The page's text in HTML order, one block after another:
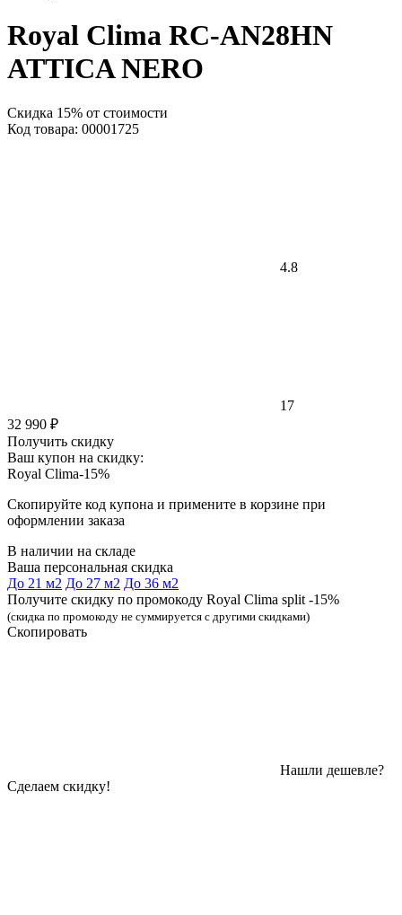
Royal Clima RC-AN28HN
ATTICA NERO
Скидка 15% от стоимости
Код товара: 00001725
4.8
17
32 990 ₽
Получить скидку
Ваш купон на скидку:
Royal Clima-15%
Скопируйте код купона и примените в корзине при
оформлении заказа
В наличии на складе
Ваша персональная скидка
До 21 м2 До 27 м2 До 36 м2
Получите скидку по промокоду Royal Clima split -15%
(скидка по промокоду не суммируется с другими скидками)
Скопировать
Нашли дешевле?
Сделаем скидку!